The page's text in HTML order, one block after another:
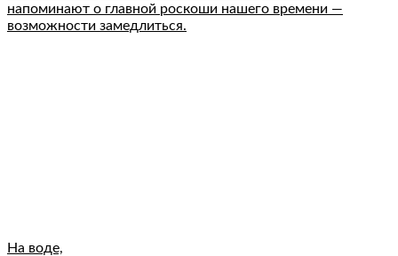
напоминают о главной роскоши нашего времени —
возможности замедлиться.
На воде,